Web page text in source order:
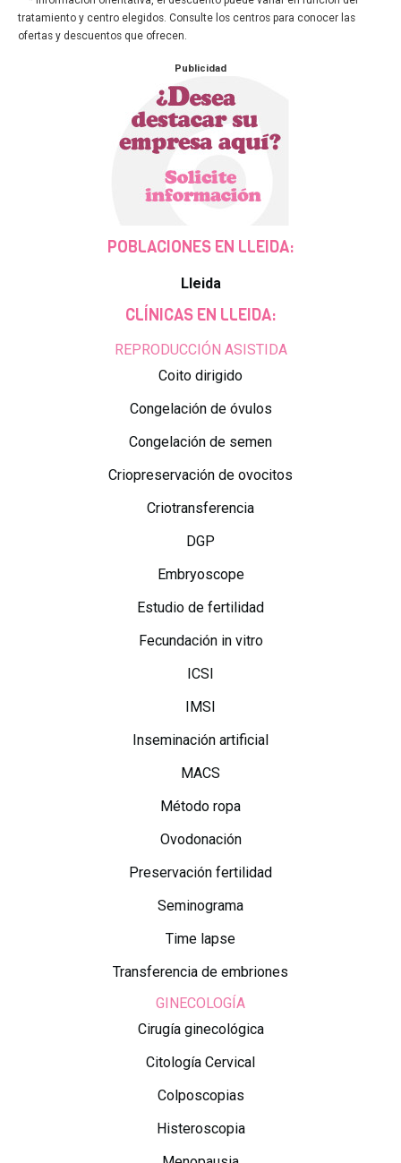
tratamiento y centro elegidos. Consulte los centros para conocer las
ofertas y descuentos que ofrecen.
Publicidad
POBLACIONES EN LLEIDA:
Lleida
CLÍNICAS EN LLEIDA:
REPRODUCCIÓN ASISTIDA
Coito dirigido
Congelación de óvulos
Congelación de semen
Criopreservación de ovocitos
Criotransferencia
DGP
Embryoscope
Estudio de fertilidad
Fecundación in vitro
ICSI
IMSI
Inseminación artificial
MACS
Método ropa
Ovodonación
Preservación fertilidad
Seminograma
Time lapse
Transferencia de embriones
GINECOLOGÍA
Cirugía ginecológica
Citología Cervical
Colposcopias
Histeroscopia